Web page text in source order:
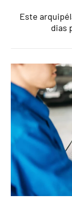
Este
dias